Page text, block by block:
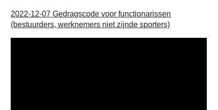
2022-12-07 Gedragscode voor functionarissen
(bestuurders, werknemers niet zijnde sporters)